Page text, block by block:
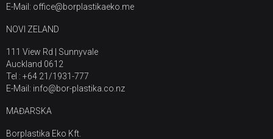
E-Mail: office@borplastikaeko.me
NOVI ZELAND
111 View Rd | Sunnyvale
Auckland 0612
Tel : +64 21/1931-777
E-Mail: info@bor-plastika.co.nz
MAĐARSKA
Borplastika Eko Kft.